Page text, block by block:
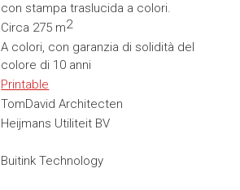
con stampa traslucida a colori.
Circa 275 m2
A colori, con garanzia di solidità del
colore di 10 anni
Printable
TomDavid Architecten
Heijmans Utiliteit BV
Buitink Technology